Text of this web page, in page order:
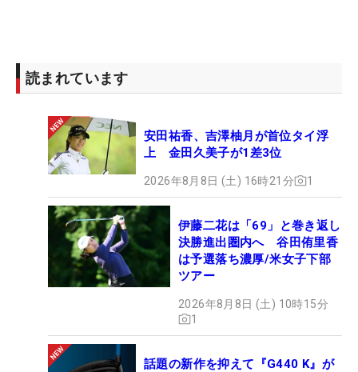
読まれています
安田祐香、吉澤柚月が首位タイ浮
上 金田久美子が1差3位
2026年8月8日 (土) 16時21分 1
伊藤二花は「69」と巻き返し
決勝進出圏内へ 谷田侑里香
は予選落ち濃厚/米女子下部
ツアー
2026年8月8日 (土) 10時15分
1
話題の新作を抑えて『G440 K』が